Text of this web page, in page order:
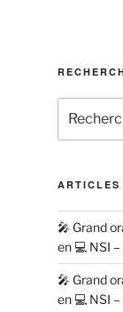
pour
:
ARTICLES
🎤 Grand
en 💻 NSI
🎤 Grand
en 💻 NSI